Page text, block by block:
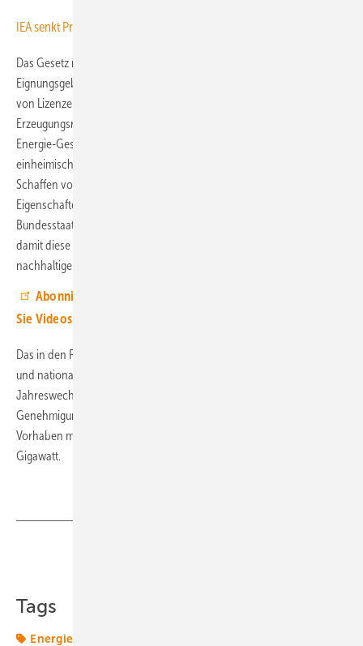
IEA senkt Prognosen
Das Gesetz regelt die Identifizierung und Ausweisung von
Eignungsgebieten im Meer ebenso wie den Prozess für die Vergabe
von Lizenzen und, inwiefern Zahlungen für die Offshore-Energie-
Erzeugungsrechte an den Staat zu überweisen sind. Das Offshore-
Energie-Gesetz sieht auch Vergütungen für die Entwicklung einer
einheimischen Lieferkette für den Bau der Energieanlagen vor, für das
Schaffen von Jobs oder für dem Umweltschutz vorteilhafte
Eigenschaften der Projekte. Der vom Staat erzielte Umsatz soll den
Bundesstaaten des Landes oder größeren Kommunen zukommen,
damit diese damit Forschung, technologische Entwicklung und
nachhaltige Projekte finanzieren.
Abonnieren Sie jetzt unseren Youtube-Channel und sehen
Sie Videos mit Hintergrundinformationen zur Branche.
Das in den Prozess eingebundene brasilianische Institut für Umwelt
und nationale Ressourcen, Ibama, verzeichnete kurz vor dem
Jahreswechsel offenbar bereits laufende umweltrechtliche
Genehmigungsprozesse für mehr als 100 Offshore-Windenergie-
Vorhaben mit einer Gesamterzeugungskapazität von rund 250
Gigawatt.
Tags
Energiemarkt